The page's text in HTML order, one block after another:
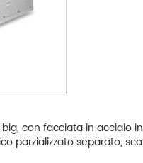
con facciata in acciaio
parzializzato separato,